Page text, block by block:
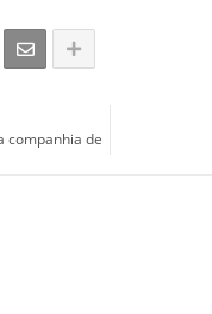
companhia de